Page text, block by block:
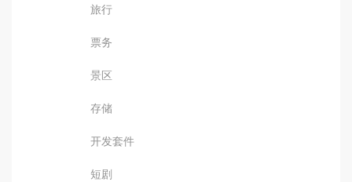
旅行
票务
景区
存储
开发套件
短剧